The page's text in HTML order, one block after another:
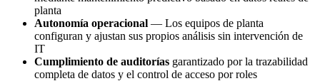
planta
Autonomía operacional — Los equipos de planta
configuran y ajustan sus propios análisis sin intervención de
IT
Cumplimiento de auditorías garantizado por la trazabilidad
completa de datos y el control de acceso por roles